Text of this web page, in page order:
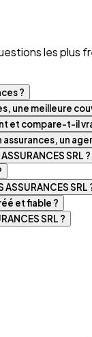
les plus
?
une meilleure
et compare-t-il
un
SRL ?
SRL
et fiable ?
SRL ?